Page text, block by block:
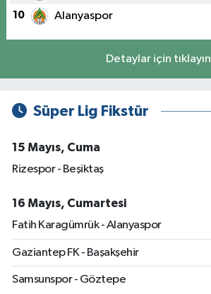
10 Alanyaspor
Detaylar için tıklayın
Süper Lig Fikstür
15 Mayıs, Cuma
Rizespor - Beşiktaş
16 Mayıs, Cumartesi
Fatih Karagümrük - Alanyaspor
Gaziantep FK - Başakşehir
Samsunspor - Göztepe